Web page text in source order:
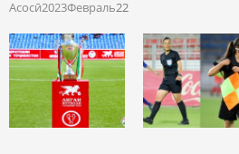
Асосӣ2023Февраль22